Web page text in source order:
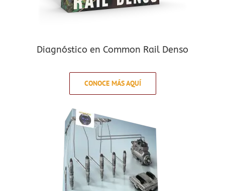
Diagnóstico en Common Rail Denso
CONOCE MÁS AQUÍ